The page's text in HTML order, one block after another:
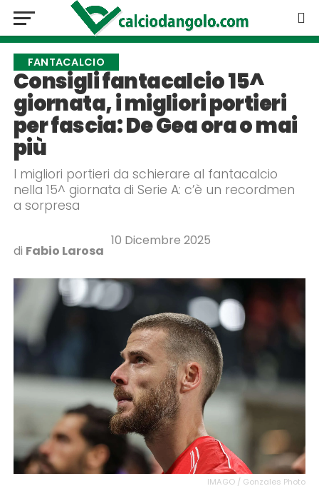
FANTACALCIO
Consigli fantacalcio 15^
giornata, i migliori portieri
per fascia: De Gea ora o mai
più
I migliori portieri da schierare al fantacalcio
nella 15^ giornata di Serie A: c’è un recordmen
a sorpresa
di Fabio Larosa
10 Dicembre 2025
IMAGO / Gonzales Photo